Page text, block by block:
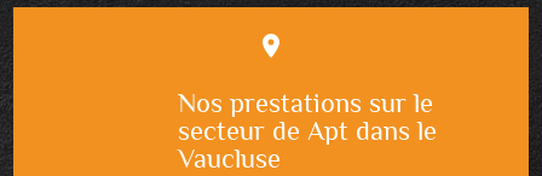
place
Nos prestations sur le
secteur de Apt dans le
Vaucluse